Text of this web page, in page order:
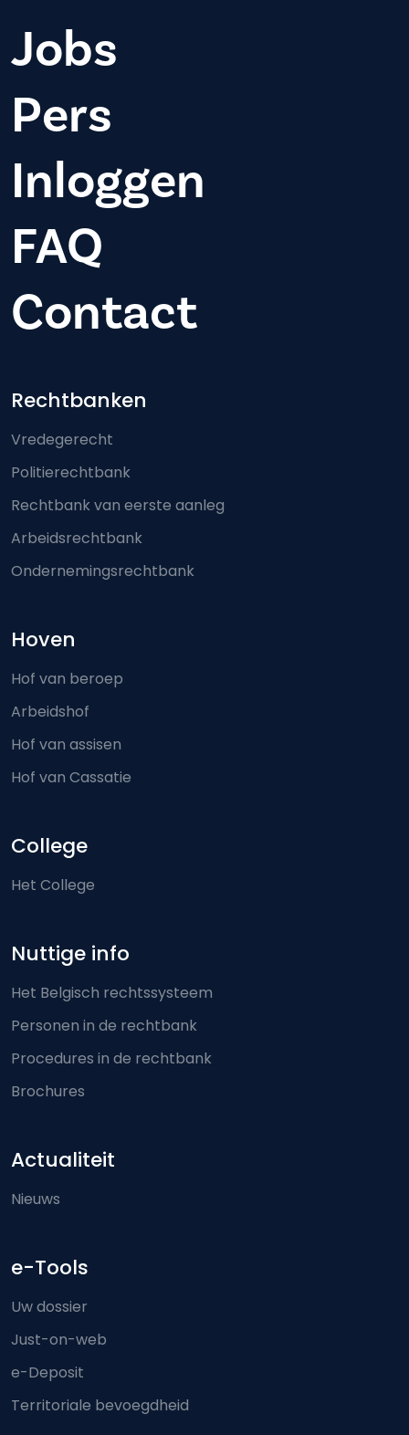
Jobs
Pers
Inloggen
FAQ
Contact
Footer-menu
Rechtbanken
Vredegerecht
Politierechtbank
Rechtbank van eerste aanleg
Arbeidsrechtbank
Ondernemingsrechtbank
Hoven
Hof van beroep
Arbeidshof
Hof van assisen
Hof van Cassatie
College
Het College
Nuttige info
Het Belgisch rechtssysteem
Personen in de rechtbank
Procedures in de rechtbank
Brochures
Actualiteit
Nieuws
e-Tools
Uw dossier
Just-on-web
e-Deposit
Territoriale bevoegdheid